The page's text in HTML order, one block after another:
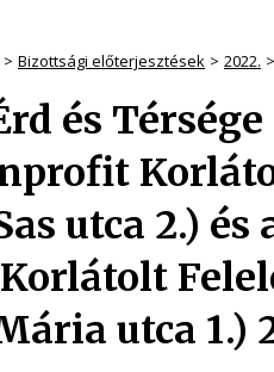
Bizottsági előterjesztések 2022.
és Térsége
utca 2.)
utca 1.)